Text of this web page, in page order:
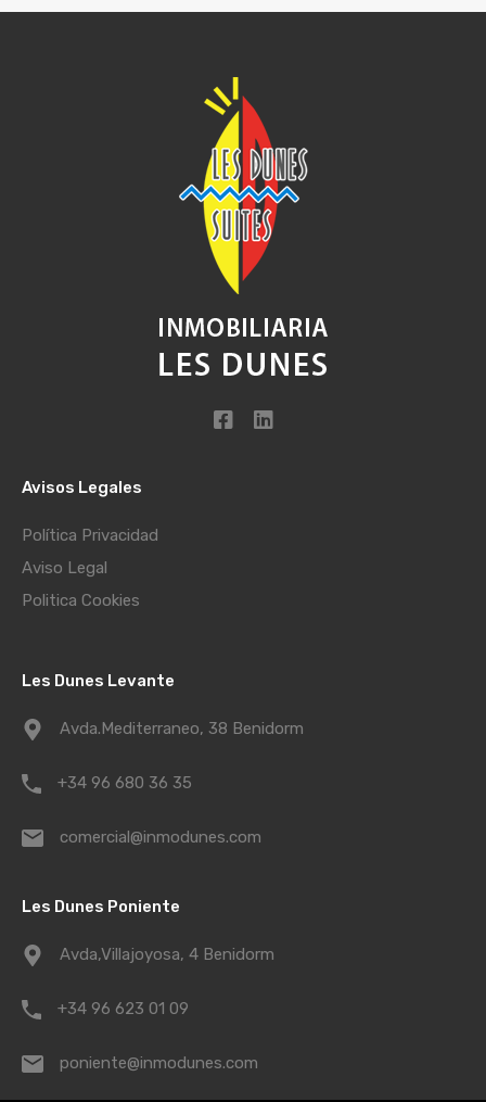
Avisos Legales
Política Privacidad
Aviso Legal
Politica Cookies
Les Dunes Levante
Avda.Mediterraneo, 38 Benidorm
+34 96 680 36 35
comercial@inmodunes.com
Les Dunes Poniente
Avda,Villajoyosa, 4 Benidorm
+34 96 623 01 09
poniente@inmodunes.com